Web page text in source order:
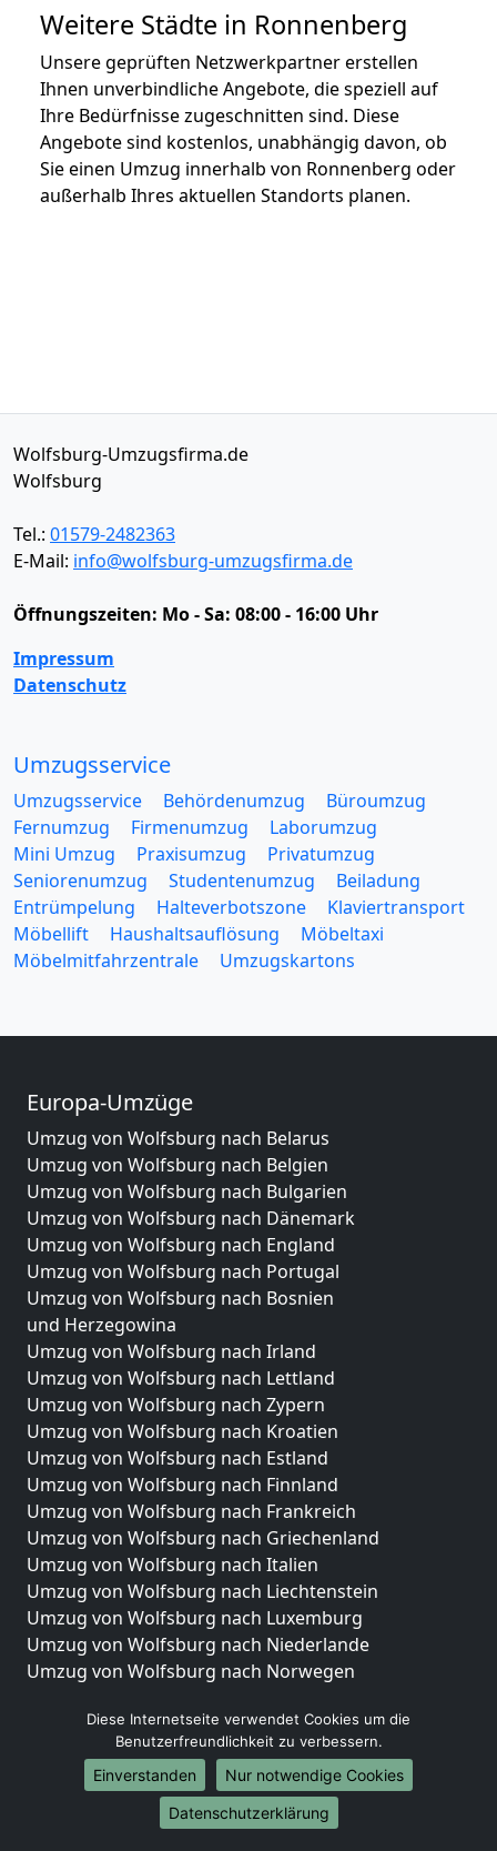
Weitere Städte in Ronnenberg
Unsere geprüften Netzwerkpartner erstellen
Ihnen unverbindliche Angebote, die speziell auf
Ihre Bedürfnisse zugeschnitten sind. Diese
Angebote sind kostenlos, unabhängig davon, ob
Sie einen Umzug innerhalb von Ronnenberg oder
außerhalb Ihres aktuellen Standorts planen.
Wolfsburg-Umzugsfirma.de
Wolfsburg
Tel.: 01579-2482363
E-Mail: info@wolfsburg-umzugsfirma.de
Öffnungszeiten: Mo - Sa: 08:00 - 16:00 Uhr
Impressum
Datenschutz
Umzugsservice
Umzugsservice Behördenumzug
Büroumzug
Fernumzug
Firmenumzug
Laborumzug
Mini Umzug
Praxisumzug
Privatumzug
Seniorenumzug
Studentenumzug
Beiladung
Entrümpelung
Halteverbotszone
Klaviertransport
Möbellift
Haushaltsauflösung
Möbeltaxi
Möbelmitfahrzentrale
Umzugskartons
Europa-Umzüge
Umzug von Wolfsburg nach Belarus
Umzug von Wolfsburg nach Belgien
Umzug von Wolfsburg nach Bulgarien
Umzug von Wolfsburg nach Dänemark
Umzug von Wolfsburg nach England
Umzug von Wolfsburg nach Portugal
Umzug von Wolfsburg nach Bosnien
und Herzegowina
Umzug von Wolfsburg nach Irland
Umzug von Wolfsburg nach Lettland
Umzug von Wolfsburg nach Zypern
Umzug von Wolfsburg nach Kroatien
Umzug von Wolfsburg nach Estland
Umzug von Wolfsburg nach Finnland
Umzug von Wolfsburg nach Frankreich
Umzug von Wolfsburg nach Griechenland
Umzug von Wolfsburg nach Italien
Umzug von Wolfsburg nach Liechtenstein
Umzug von Wolfsburg nach Luxemburg
Umzug von Wolfsburg nach Niederlande
Umzug von Wolfsburg nach Norwegen
Umzüge-Deutschlandweit
Umzug von Wolfsburg nach Berlin
Umzug von Wolfsburg nach Hamburg
Umzug von Wolfsburg nach München
Umzug von Wolfsburg nach Köln
Diese Internetseite verwendet Cookies um die
Benutzerfreundlichkeit zu verbessern.
Einverstanden
Nur notwendige Cookies
Datenschutzerklärung